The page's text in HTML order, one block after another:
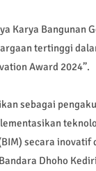
Karya Bangunan
tertinggi
Award 2024”.
sebagai
secara inovatif
Dhoho